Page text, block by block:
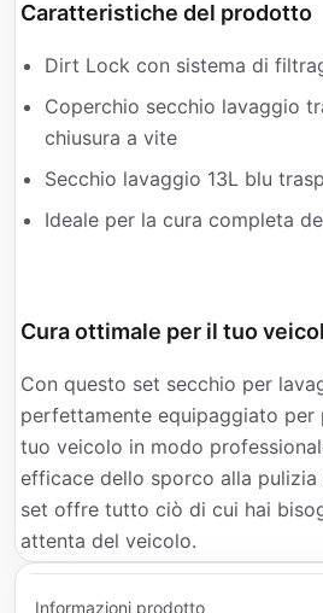
Caratteristiche del prodotto
Dirt Lock con sistema di
Coperchio secchio lavaggio
chiusura a vite
Secchio lavaggio 13L blu
Ideale per la cura completa
Cura ottimale per il tuo
Con questo set secchio per
perfettamente equipaggiato per
tuo veicolo in modo
efficace dello sporco alla pulizia
set offre tutto ciò di cui hai
attenta del veicolo.
Informazioni prodotto